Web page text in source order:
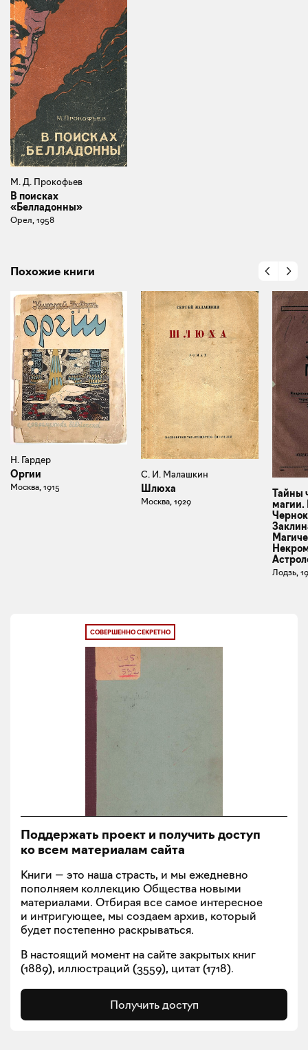
М. Д. Прокофьев
В поисках
«Белладонны»
Орел, 1958
Похожие книги
Н. Гардер
Оргии
Москва, 1915
С. И. Малашкин
Шлюха
Москва, 1929
Тайны
магии.
Лодзь,
СОВЕРШЕННО СЕКРЕТНО
Поддержать проект и получить доступ
ко всем материалам сайта
Книги — это наша страсть, и мы ежедневно
пополняем коллекцию Общества новыми
материалами. Отбирая все самое интересное
и интригующее, мы создаем архив, который
будет постепенно раскрываться.
В настоящий момент на сайте закрытых книг
(1889), иллюстраций (3559), цитат (1718).
Получить доступ